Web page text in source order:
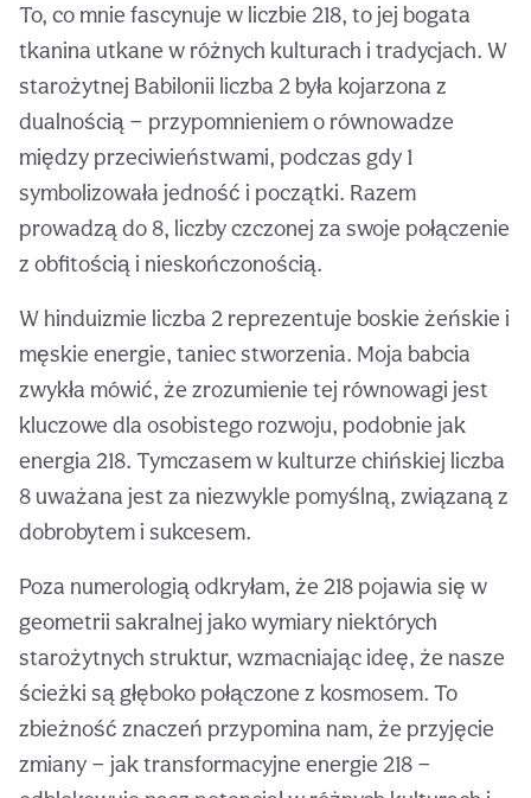
To, co mnie fascynuje w liczbie 218, to jej bogata
tkanina utkane w różnych kulturach i tradycjach. W
starożytnej Babilonii liczba 2 była kojarzona z
dualnością — przypomnieniem o równowadze
między przeciwieństwami, podczas gdy 1
symbolizowała jedność i początki. Razem
prowadzą do 8, liczby czczonej za swoje połączenie
z obfitością i nieskończonością.
W hinduizmie liczba 2 reprezentuje boskie żeńskie i
męskie energie, taniec stworzenia. Moja babcia
zwykła mówić, że zrozumienie tej równowagi jest
kluczowe dla osobistego rozwoju, podobnie jak
energia 218. Tymczasem w kulturze chińskiej liczba
8 uważana jest za niezwykle pomyślną, związaną z
dobrobytem i sukcesem.
Poza numerologią odkryłam, że 218 pojawia się w
geometrii sakralnej jako wymiary niektórych
starożytnych struktur, wzmacniając ideę, że nasze
ścieżki są głęboko połączone z kosmosem. To
zbieżność znaczeń przypomina nam, że przyjęcie
zmiany — jak transformacyjne energie 218 —